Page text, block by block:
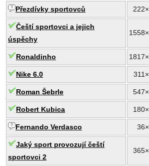
Přezdívky sportovců 222×
Čeští sportovci a jejich
úspěchy
1558×
Ronaldinho 1817×
Nike 6.0 311×
Roman Šebrle 547×
Robert Kubica 180×
Fernando Verdasco 36×
Jaký sport provozují čeští
sportovci 2
365×